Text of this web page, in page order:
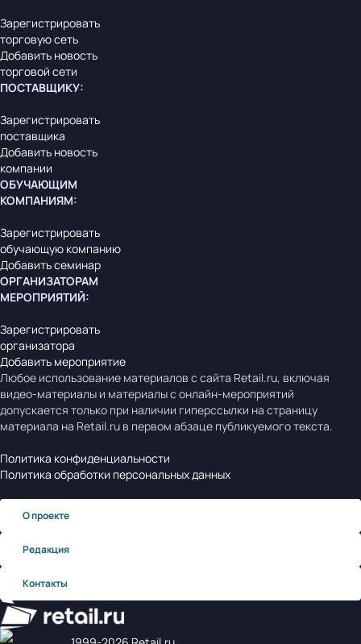
Зарегистрировать
торговую сеть
Добавить новость
торговой сети
ПОСТАВЩИКУ:
Зарегистрировать
поставщика
Добавить новость
компании
ОБУЧАЮЩИМ
КОМПАНИЯМ:
Зарегистрировать
обучающую компанию
Добавить семинар
ОРГАНИЗАТОРАМ
МЕРОПРИЯТИЙ:
Зарегистрировать
организатора
Добавить мероприятие
Любое использование материалов с сайта Retail.ru, включая
видео-материалы и материалы с онлайн-мероприятий
допускается только при наличии гиперссылки на страницу
материала на Retail.ru в первом абзаце публикуемого текста.
Политика конфиденциальности
Политика обработки персональных данных
О проекте
Редакция
Контакты